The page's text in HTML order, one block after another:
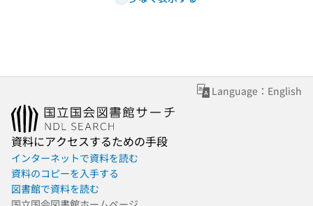
Language：English
資料にアクセスするための手段
インターネットで資料を読む
資料のコピーを入手する
図書館で資料を読む